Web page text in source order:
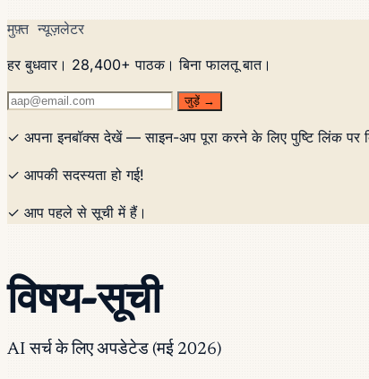
मुफ़्त न्यूज़लेटर
हर बुधवार। 28,400+ पाठक। बिना फालतू बात।
जुड़ें →
✓ अपना इनबॉक्स देखें — साइन-अप पूरा करने के लिए पुष्टि लिंक पर
✓ आपकी सदस्यता हो गई!
✓ आप पहले से सूची में हैं।
विषय-सूची
AI सर्च के लिए अपडेटेड (मई 2026)